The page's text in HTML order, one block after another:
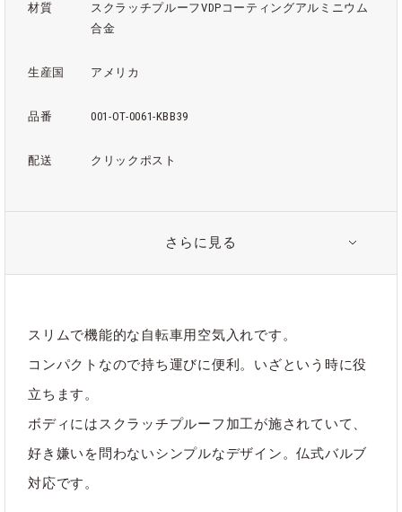
材質
スクラッチプルーフVDPコーティングアルミニウム
合金
生産国 アメリカ
品番 001-OT-0061-KBB39
配送 クリックポスト
#携帯用バイクポンプ #日用品 #空気入れ
ブランド KIKKERLAND
さらに見る
スリムで機能的な自転車用空気入れです。
コンパクトなので持ち運びに便利。いざという時に役
立ちます。
ボディにはスクラッチプルーフ加工が施されていて、
好き嫌いを問わないシンプルなデザイン。仏式バルブ
対応です。